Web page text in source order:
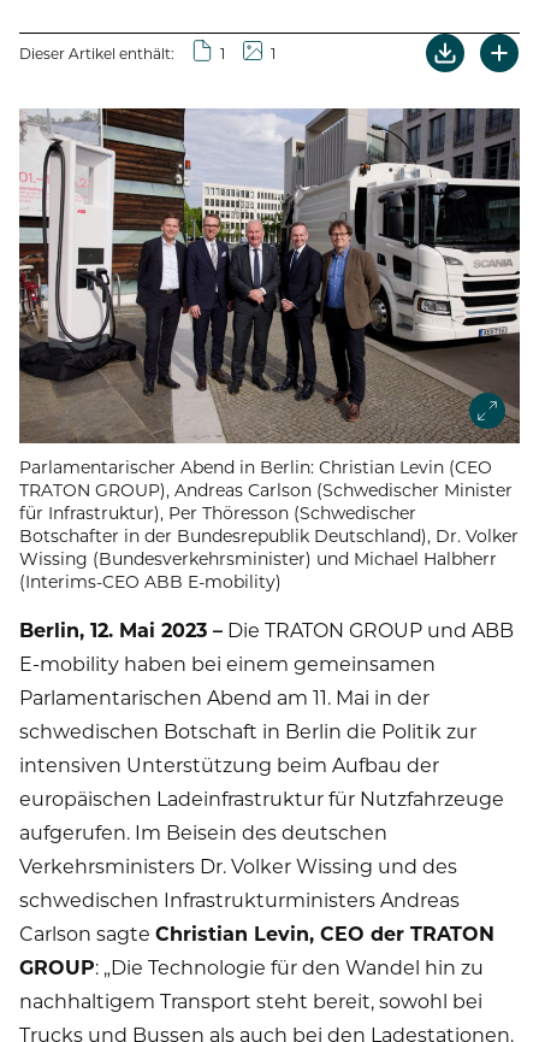
Dieser Artikel enthält: 1 1
Parlamentarischer Abend in Berlin: Christian Levin (CEO
TRATON GROUP), Andreas Carlson (Schwedischer Minister
für Infrastruktur), Per Thöresson (Schwedischer
Botschafter in der Bundesrepublik Deutschland), Dr. Volker
Wissing (Bundesverkehrsminister) und Michael Halbherr
(Interims-CEO ABB E-mobility)
Berlin, 12. Mai 2023 – Die TRATON GROUP und ABB
E-mobility haben bei einem gemeinsamen
Parlamentarischen Abend am 11. Mai in der
schwedischen Botschaft in Berlin die Politik zur
intensiven Unterstützung beim Aufbau der
europäischen Ladeinfrastruktur für Nutzfahrzeuge
aufgerufen. Im Beisein des deutschen
Verkehrsministers Dr. Volker Wissing und des
schwedischen Infrastrukturministers Andreas
Carlson sagte Christian Levin, CEO der TRATON
GROUP: „Die Technologie für den Wandel hin zu
nachhaltigem Transport steht bereit, sowohl bei
Trucks und Bussen als auch bei den Ladestationen.